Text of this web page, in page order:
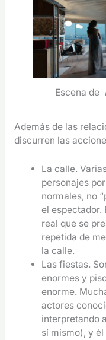
Escena de
Además de las
discurren las
La calle.
personajes
normales, no
el espectador.
real que se
repetida de
la calle.
Las fiestas.
enormes y
enorme.
actores
interpretando
sí mismo), y